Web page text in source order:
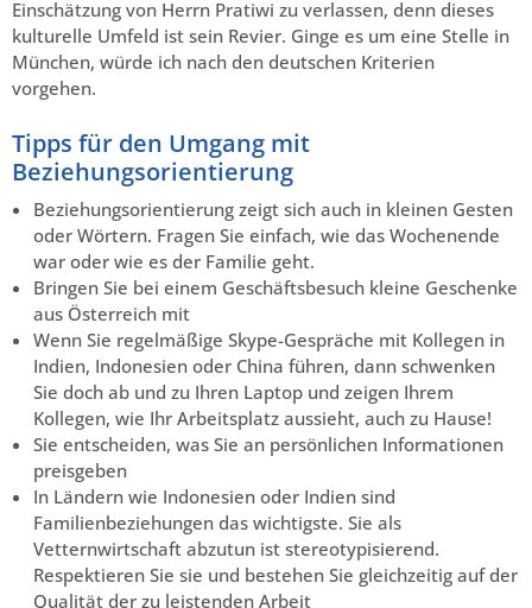
Einschätzung von Herrn Pratiwi zu verlassen, denn dieses
kulturelle Umfeld ist sein Revier. Ginge es um eine Stelle in
München, würde ich nach den deutschen Kriterien
vorgehen.
Tipps für den Umgang mit
Beziehungsorientierung
Beziehungsorientierung zeigt sich auch in kleinen Gesten
oder Wörtern. Fragen Sie einfach, wie das Wochenende
war oder wie es der Familie geht.
Bringen Sie bei einem Geschäftsbesuch kleine Geschenke
aus Österreich mit
Wenn Sie regelmäßige Skype-Gespräche mit Kollegen in
Indien, Indonesien oder China führen, dann schwenken
Sie doch ab und zu Ihren Laptop und zeigen Ihrem
Kollegen, wie Ihr Arbeitsplatz aussieht, auch zu Hause!
Sie entscheiden, was Sie an persönlichen Informationen
preisgeben
In Ländern wie Indonesien oder Indien sind
Familienbeziehungen das wichtigste. Sie als
Vetternwirtschaft abzutun ist stereotypisierend.
Respektieren Sie sie und bestehen Sie gleichzeitig auf der
Qualität der zu leistenden Arbeit